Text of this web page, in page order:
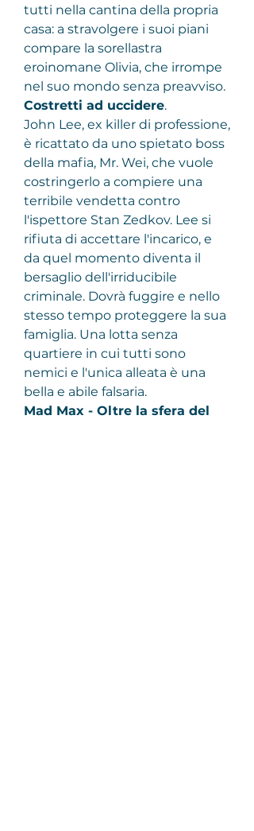
tutti nella cantina della propria
casa: a stravolgere i suoi piani
compare la sorellastra
eroinomane Olivia, che irrompe
nel suo mondo senza preavviso.
Costretti ad uccidere.
John Lee, ex killer di professione,
è ricattato da uno spietato boss
della mafia, Mr. Wei, che vuole
costringerlo a compiere una
terribile vendetta contro
l'ispettore Stan Zedkov. Lee si
rifiuta di accettare l'incarico, e
da quel momento diventa il
bersaglio dell'irriducibile
criminale. Dovrà fuggire e nello
stesso tempo proteggere la sua
famiglia. Una lotta senza
quartiere in cui tutti sono
nemici e l'unica alleata è una
bella e abile falsaria.
Mad Max - Oltre la sfera del